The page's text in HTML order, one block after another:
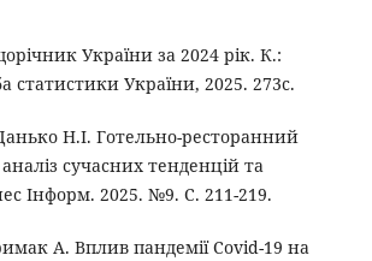
України за 2024 рік. К.:
статистики України, 2025. 273с.
Н.І. Готельно-ресторанний
аналіз сучасних тенденцій та
Інформ. 2025. №9. C. 211-219.
А. Вплив пандемії Covid-19 на